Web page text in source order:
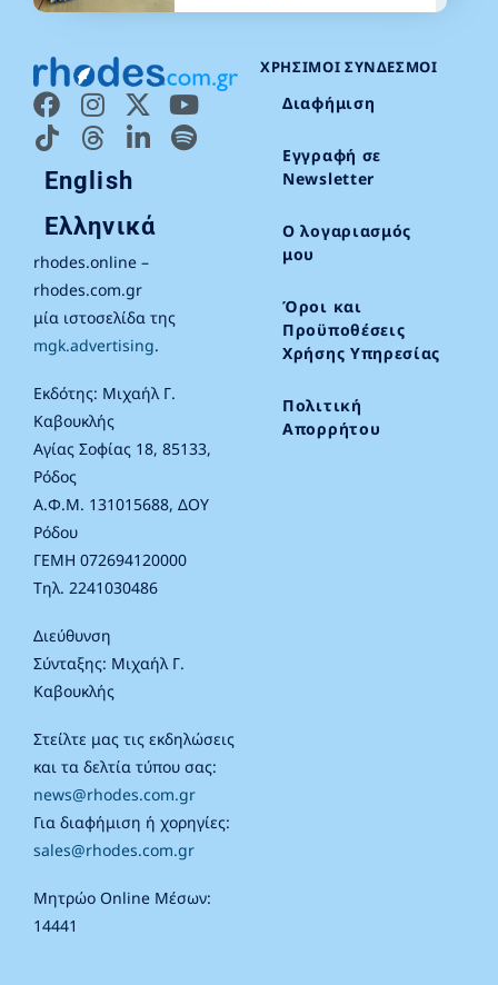
English
Ελληνικά
rhodes.online –
rhodes.com.gr
μία ιστοσελίδα της
mgk.advertising.
Εκδότης: Μιχαήλ Γ.
Καβουκλής
Αγίας Σοφίας 18, 85133,
Ρόδος
Α.Φ.Μ. 131015688, ΔΟΥ
Ρόδου
ΓΕΜΗ 072694120000
Τηλ. 2241030486
Διεύθυνση
Σύνταξης: Μιχαήλ Γ.
Καβουκλής
Στείλτε μας τις εκδηλώσεις
και τα δελτία τύπου σας:
news@rhodes.com.gr
Για διαφήμιση ή χορηγίες:
sales@rhodes.com.gr
Μητρώο Online Μέσων:
14441
ΧΡΉΣΙΜΟΙ ΣΎΝΔΕΣΜΟΙ
Διαφήμιση
Εγγραφή σε
Newsletter
Ο λογαριασμός
μου
Όροι και
Προϋποθέσεις
Χρήσης Υπηρεσίας
Πολιτική
Απορρήτου